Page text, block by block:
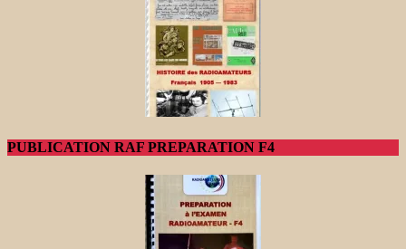
PUBLICATION RAF PREPARATION F4